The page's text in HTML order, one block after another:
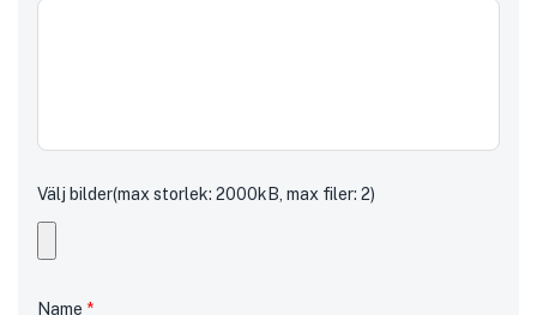
Välj bilder(max storlek: 2000kB, max filer: 2)
Name *